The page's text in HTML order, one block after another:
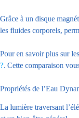
Grâce à un disque
les fluides corporels,
Pour en savoir plus sur
?. Cette comparaison
Propriétés de l’Eau
La lumière traversant